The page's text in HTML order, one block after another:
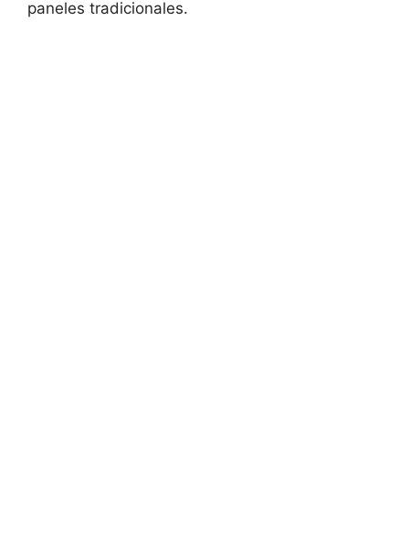
paneles tradicionales.